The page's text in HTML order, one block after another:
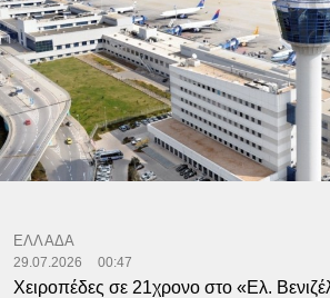
ΕΛΛΑΔΑ
29.07.2026 00:47
Χειροπέδες σε 21χρονο στο «Ελ.